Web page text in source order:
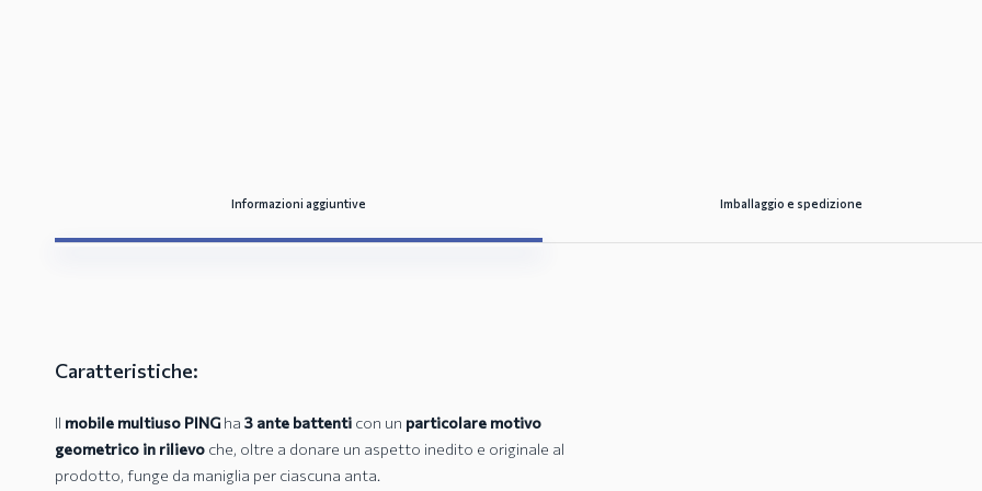
Informazioni aggiuntive Imballaggio e spedizione
Caratteristiche:
Il mobile multiuso PING ha3 ante battenti con un particolare motivo
geometrico in rilievo che, oltre a donare un aspetto inedito e originale al
prodotto, funge da maniglia per ciascuna anta.